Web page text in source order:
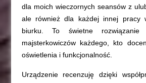
dla moich wieczornych seansów z
ale również dla każdej innej pracy
biurku. To świetne rozwiązanie
majsterkowiczów każdego, kto
oświetlenia i funkcjonalność.
Urządzenie recenzuję dzięki